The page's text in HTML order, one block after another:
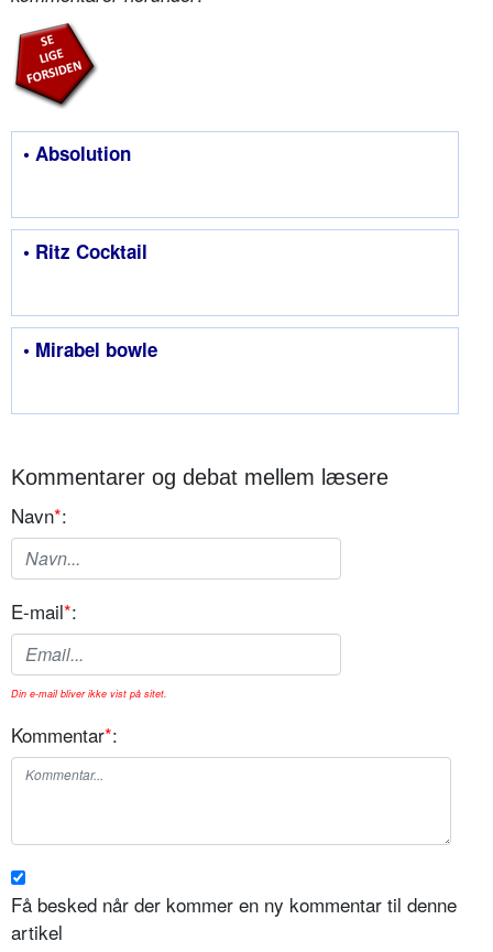
• Absolution
• Ritz Cocktail
• Mirabel bowle
Kommentarer og debat mellem læsere
Navn*:
E-mail*:
Din e-mail bliver ikke vist på sitet.
Kommentar*:
Få besked når der kommer en ny kommentar til denne
artikel